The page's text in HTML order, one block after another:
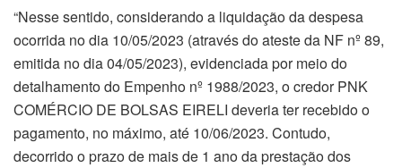
“Nesse sentido, considerando a liquidação da despesa
ocorrida no dia 10/05/2023 (através do ateste da NF nº 89,
emitida no dia 04/05/2023), evidenciada por meio do
detalhamento do Empenho nº 1988/2023, o credor PNK
COMÉRCIO DE BOLSAS EIRELI deveria ter recebido o
pagamento, no máximo, até 10/06/2023. Contudo,
decorrido o prazo de mais de 1 ano da prestação dos